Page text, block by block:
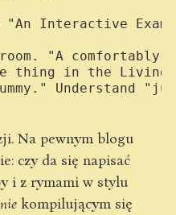
Interactive
"A
thing in the Living
Understand
Na pewnym blogu
czy da się napisać
i z rymami w stylu
kompilującym się